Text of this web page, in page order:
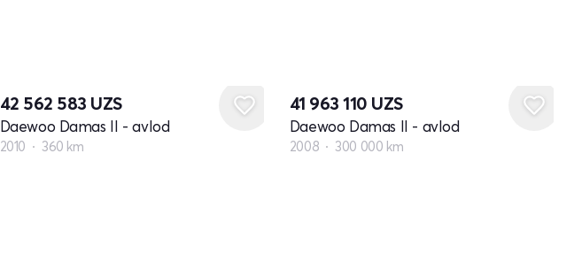
42 562 583 UZS
Daewoo Damas II - avlod
2010 360 km
41 963 110 UZS
Daewoo Damas II - avlod
2008 300 000 km